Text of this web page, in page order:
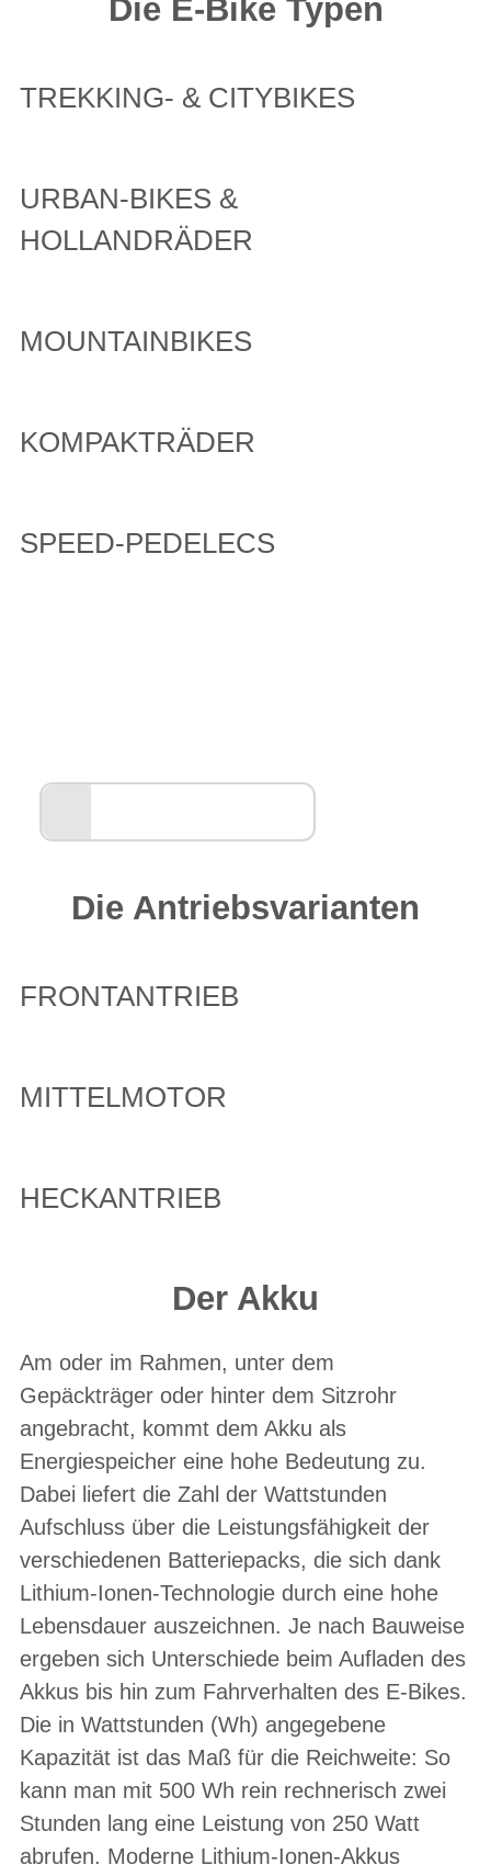
Die E-Bike Typen
TREKKING- & CITYBIKES
URBAN-BIKES &
HOLLANDRÄDER
MOUNTAINBIKES
KOMPAKTRÄDER
SPEED-PEDELECS
Die Antriebsvarianten
FRONTANTRIEB
MITTELMOTOR
HECKANTRIEB
Der Akku
Am oder im Rahmen, unter dem
Gepäckträger oder hinter dem Sitzrohr
angebracht, kommt dem Akku als
Energiespeicher eine hohe Bedeutung zu.
Dabei liefert die Zahl der Wattstunden
Aufschluss über die Leistungsfähigkeit der
verschiedenen Batteriepacks, die sich dank
Lithium-Ionen-Technologie durch eine hohe
Lebensdauer auszeichnen. Je nach Bauweise
ergeben sich Unterschiede beim Aufladen des
Akkus bis hin zum Fahrverhalten des E-Bikes.
Die in Wattstunden (Wh) angegebene
Kapazität ist das Maß für die Reichweite: So
kann man mit 500 Wh rein rechnerisch zwei
Stunden lang eine Leistung von 250 Watt
abrufen. Moderne Lithium-Ionen-Akkus